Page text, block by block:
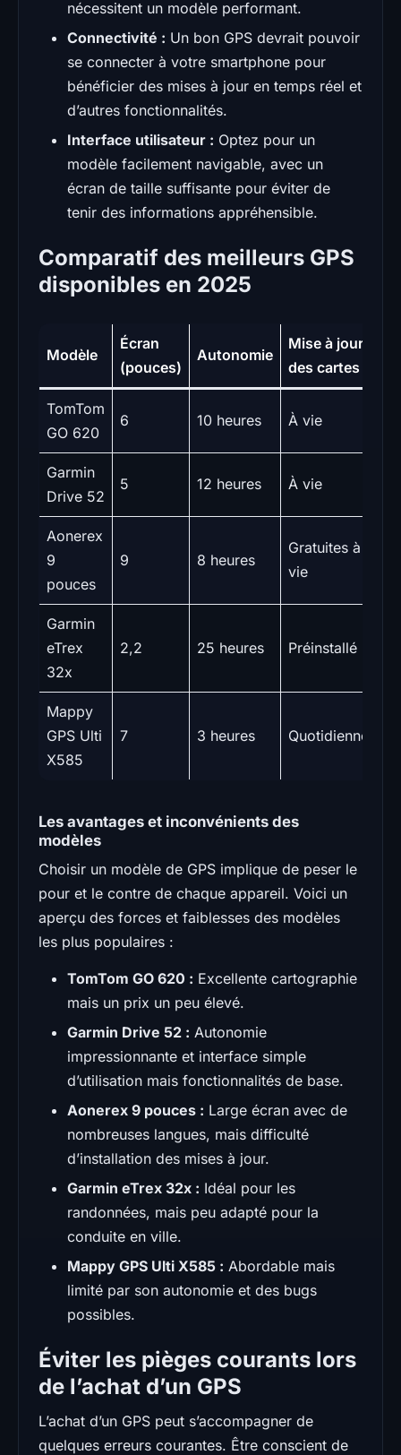
nécessitent un modèle performant.
Connectivité : Un bon GPS devrait pouvoir
se connecter à votre smartphone pour
bénéficier des mises à jour en temps réel et
d’autres fonctionnalités.
Interface utilisateur : Optez pour un
modèle facilement navigable, avec un
écran de taille suffisante pour éviter de
tenir des informations appréhensible.
Comparatif des meilleurs GPS
disponibles en 2025
Modèle
Écran
(pouces)
Autonomie
Mise à jour
des cartes
TomTom
GO 620
6 10 heures À vie
Garmin
Drive 52
5 12 heures À vie
Aonerex
9
pouces
9 8 heures
Gratuites à
vie
Garmin
eTrex
32x
2,2 25 heures Préinstallé
Mappy
GPS Ulti
X585
7 3 heures Quotidiennes
Les avantages et inconvénients des
modèles
Choisir un modèle de GPS implique de peser le
pour et le contre de chaque appareil. Voici un
aperçu des forces et faiblesses des modèles
les plus populaires :
TomTom GO 620 : Excellente cartographie
mais un prix un peu élevé.
Garmin Drive 52 : Autonomie
impressionnante et interface simple
d’utilisation mais fonctionnalités de base.
Aonerex 9 pouces : Large écran avec de
nombreuses langues, mais difficulté
d’installation des mises à jour.
Garmin eTrex 32x : Idéal pour les
randonnées, mais peu adapté pour la
conduite en ville.
Mappy GPS Ulti X585 : Abordable mais
limité par son autonomie et des bugs
possibles.
Éviter les pièges courants lors
de l’achat d’un GPS
L’achat d’un GPS peut s’accompagner de
quelques erreurs courantes. Être conscient de